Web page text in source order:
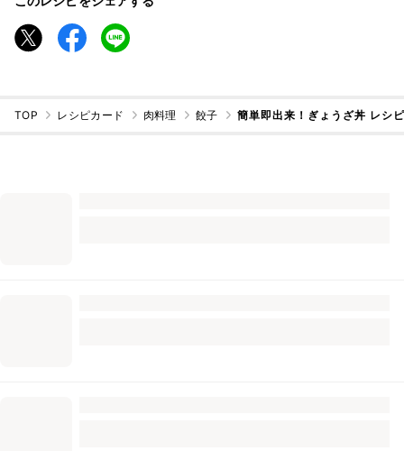
TOP レシピカード 肉料理 餃子 簡単即出来！ぎょうざ丼 レシ